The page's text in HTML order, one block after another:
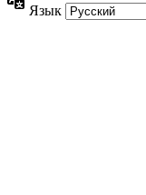
Язык